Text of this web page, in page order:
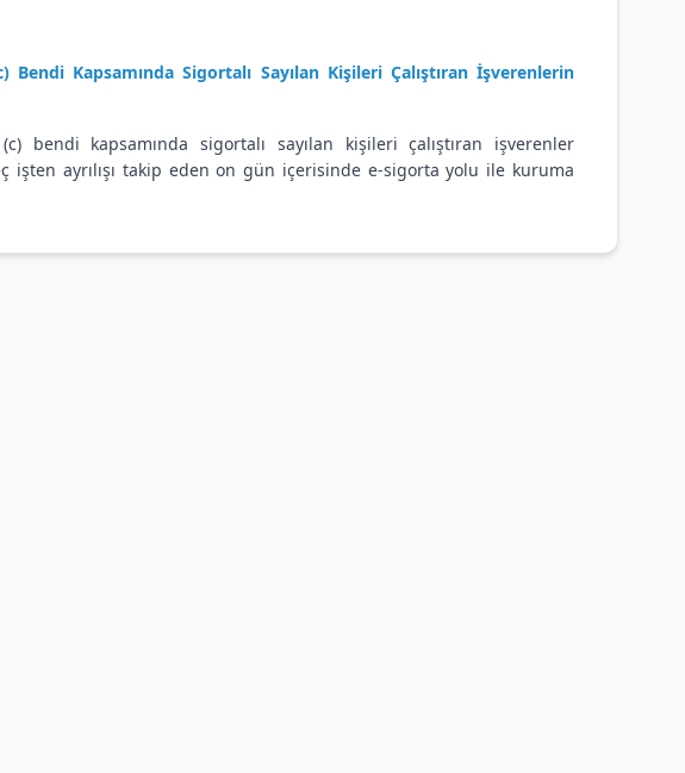
Bendi Kapsamında Sigortalı Sayılan Kişileri Çalıştıran İşverenlerin
bendi kapsamında sigortalı sayılan kişileri çalıştıran işverenler
işten ayrılışı takip eden on gün içerisinde e-sigorta yolu ile kuruma